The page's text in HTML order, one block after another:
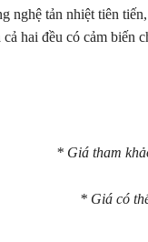
nghệ tản nhiệt tiên
hai đều có cảm biến
* Giá tham
* Giá có